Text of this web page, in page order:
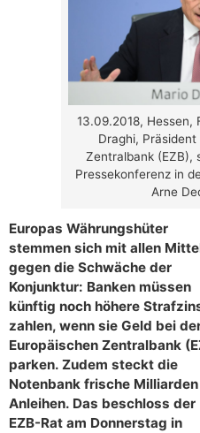
13.09.2018, Hessen,
Draghi,
Zentralbank (EZB),
Pressekonferenz in
Arne
Europas Währungshüter
stemmen sich mit allen
gegen die Schwäche der
Konjunktur: Banken müssen
künftig noch höhere
zahlen, wenn sie Geld bei
Europäischen Zentralbank
parken. Zudem steckt die
Notenbank frische
Anleihen. Das beschloss der
EZB-Rat am Donnerstag in